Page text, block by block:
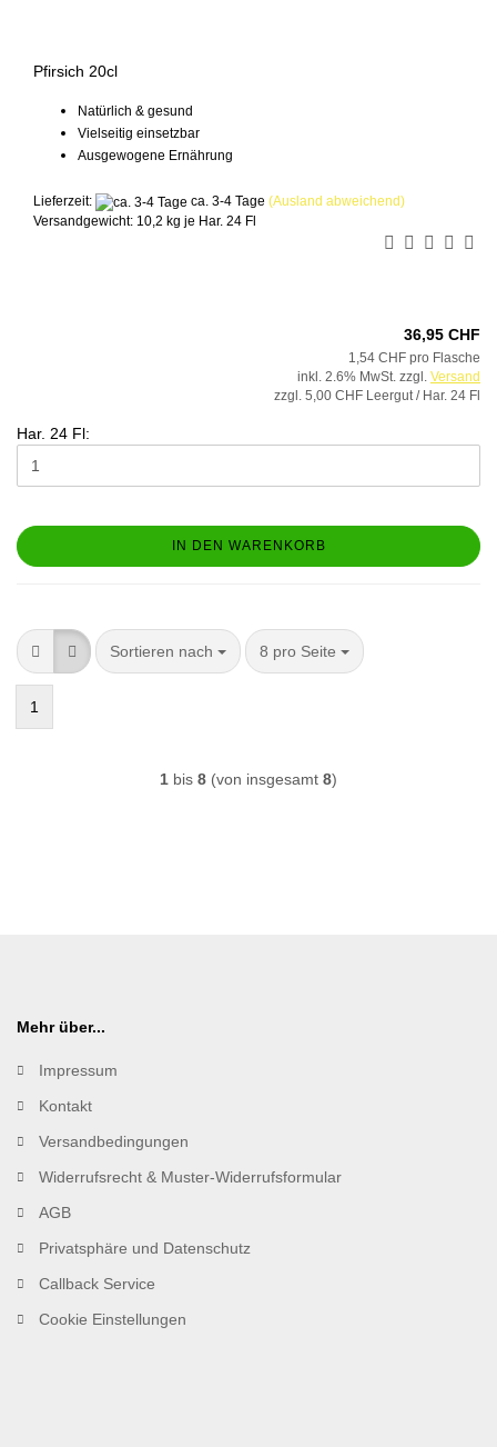
Pfirsich 20cl
Natürlich & gesund
Vielseitig einsetzbar
Ausgewogene Ernährung
Lieferzeit: ca. 3-4 Tage (Ausland abweichend)
Versandgewicht: 10,2 kg je Har. 24 Fl
36,95 CHF
1,54 CHF pro Flasche
inkl. 2.6% MwSt. zzgl. Versand
zzgl. 5,00 CHF Leergut / Har. 24 Fl
Har. 24 Fl:
IN DEN WARENKORB
Sortieren nach
Sortieren nach 8 pro Seite
pro Seite
1
1 bis 8 (von insgesamt 8)
Mehr über...
Impressum
Kontakt
Versandbedingungen
Widerrufsrecht & Muster-Widerrufsformular
AGB
Privatsphäre und Datenschutz
Callback Service
Cookie Einstellungen